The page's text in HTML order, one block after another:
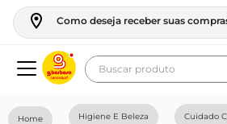
Como deseja receber suas
Buscar produto
Higiene E Beleza Cuidado